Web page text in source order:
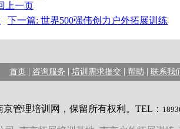
上一页
下一篇: 世界500强伟创力户外拓展训练
首页 | 咨询服务 | 培训需求提交 | 帮助 | 联系我
管理培训网，保留所有权利。TEL：